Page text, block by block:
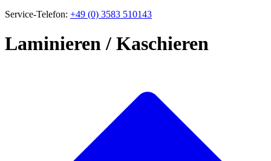
Service-Telefon: +49 (0) 3583 510143
Laminieren / Kaschieren